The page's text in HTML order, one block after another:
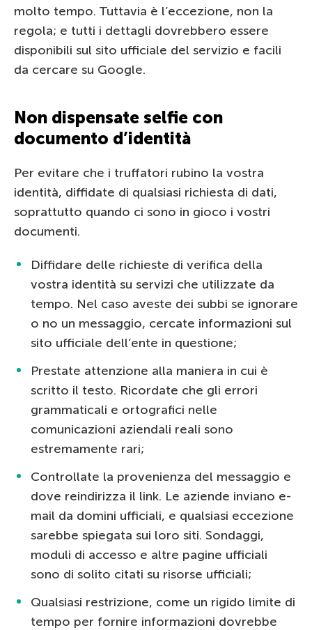
molto tempo. Tuttavia è l’eccezione, non la
regola; e tutti i dettagli dovrebbero essere
disponibili sul sito ufficiale del servizio e facili
da cercare su Google.
Non dispensate selfie con
documento d’identità
Per evitare che i truffatori rubino la vostra
identità, diffidate di qualsiasi richiesta di dati,
soprattutto quando ci sono in gioco i vostri
documenti.
Diffidare delle richieste di verifica della
vostra identità su servizi che utilizzate da
tempo. Nel caso aveste dei subbi se ignorare
o no un messaggio, cercate informazioni sul
sito ufficiale dell’ente in questione;
Prestate attenzione alla maniera in cui è
scritto il testo. Ricordate che gli errori
grammaticali e ortografici nelle
comunicazioni aziendali reali sono
estremamente rari;
Controllate la provenienza del messaggio e
dove reindirizza il link. Le aziende inviano e-
mail da domini ufficiali, e qualsiasi eccezione
sarebbe spiegata sui loro siti. Sondaggi,
moduli di accesso e altre pagine ufficiali
sono di solito citati su risorse ufficiali;
Qualsiasi restrizione, come un rigido limite di
tempo per fornire informazioni dovrebbe